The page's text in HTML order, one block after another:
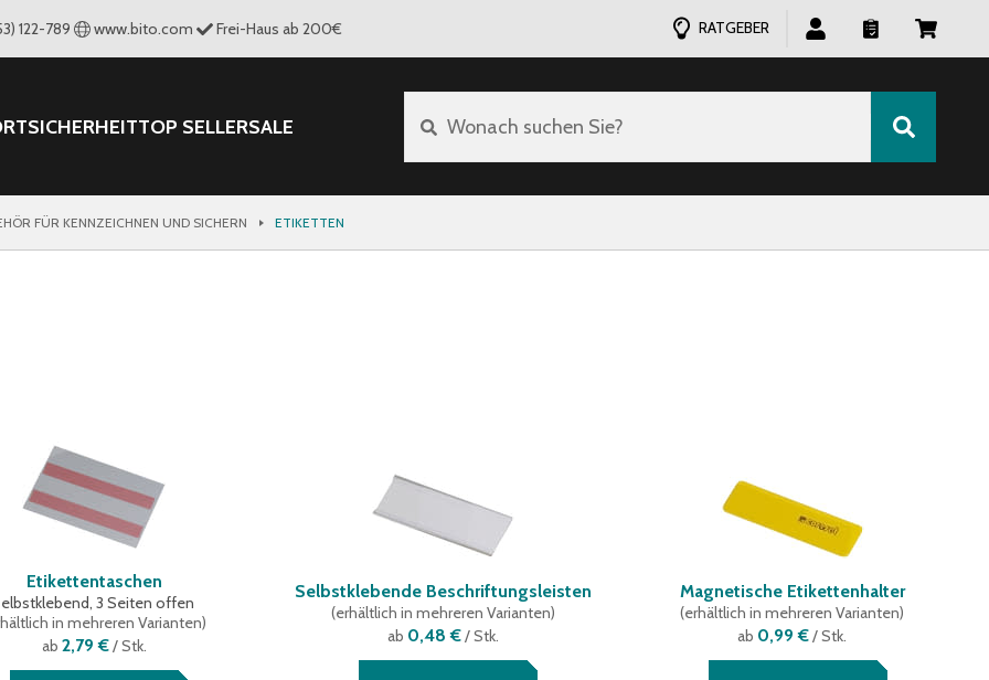
122-789 www.bito.com Frei-Haus ab 200€ RATGEBER
SICHERHEITTOP SELLERSALE Wonach suchen Sie?
FÜR KENNZEICHNEN UND SICHERN ETIKETTEN
Etikettentaschen
3 Seiten offen
in mehreren Varianten)
ab 2,79 €/ Stk.
Selbstklebende Beschriftungsleisten
(erhältlich in mehreren Varianten)
ab 0,48 €/ Stk.
Magnetische Etikettenhalter
(erhältlich in mehreren Varianten)
ab 0,99 €/ Stk.